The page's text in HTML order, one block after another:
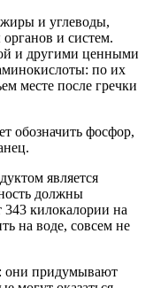
и углеводы,
и систем.
и другими ценными
по их
месте после гречки
обозначить фосфор,
является
должны
343 килокалории на
на воде, совсем не
они придумывают